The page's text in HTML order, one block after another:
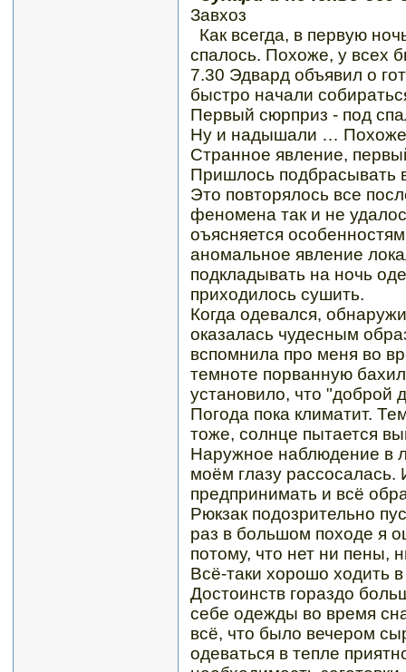
Завхоз
Как всегда, в первую
спалось. Похоже, у всех
7.30 Эдвард объявил о
быстро начали
Первый сюрприз - под
Ну и надышали … Похоже,
Странное явление,
Пришлось подбрасывать
Это повторялось все
феномена так и не
оъясняется
аномальное явление
подкладывать на ночь
приходилось сушить.
Когда одевался,
оказалась чудесным
вспомнила про меня во
темноте порванную
установило, что "доброй
Погода пока климатит.
тоже, солнце пытается
Наружное наблюдение в
моём глазу рассосалась.
предпринимать и всё
Рюкзак подозрительно
раз в большом походе я
потому, что нет ни пены,
Всё-таки хорошо ходить
Достоинств гораздо
себе одежды во время
всё, что было вечером
одеваться в тепле